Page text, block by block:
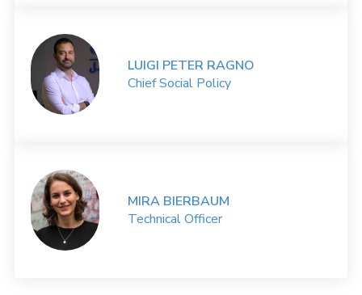
LUIGI PETER RAGNO
Chief Social Policy
MIRA BIERBAUM
Technical Officer